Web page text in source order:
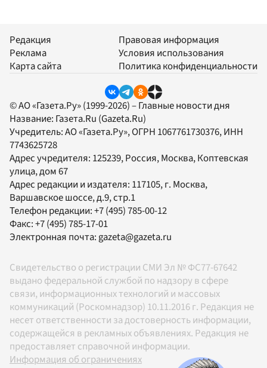
Редакция
Реклама
Карта сайта
Правовая информация
Условия использования
Политика конфиденциальности
© АО «Газета.Ру» (1999-2026) – Главные новости дня
Название: Газета.Ru (Gazeta.Ru)
Учредитель:АО «Газета.Ру», ОГРН 1067761730376, ИНН
7743625728
Адрес учредителя: 125239, Россия, Москва, Коптевская
улица, дом 67
Адрес редакции и издателя: 117105, г. Москва,
Варшавское шоссе, д.9, стр.1
Телефон редакции:+7 (495) 785-00-12
Факс:+7 (495) 785-17-01
Электронная почта:gazeta@gazeta.ru
Свидетельство о регистрации СМИ Эл № ФС77-67642
выдано федеральной службой по надзору в сфере
связи, информационных технологий и массовых
коммуникаций (Роскомнадзор) 10.11.2016 г. Редакция не
несет ответственности за достоверность информации,
содержащейся в рекламных объявлениях. Редакция не
предоставляет справочной информации.
Информация об ограничениях